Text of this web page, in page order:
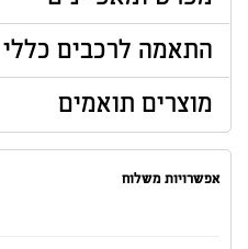
התאמה לרכבים כללי
מוצרים תואמים
אפשרויות משלוח